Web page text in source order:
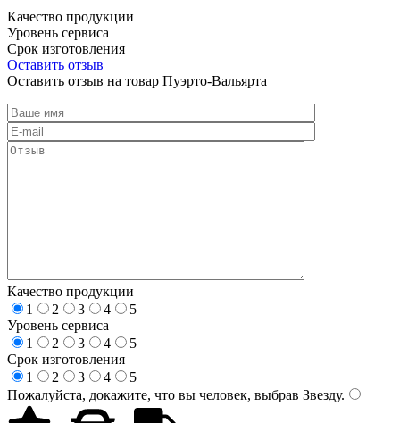
Качество продукции
Уровень сервиса
Срок изготовления
Оставить отзыв
Оставить отзыв на товар Пуэрто-Вальярта
Качество продукции
1
2 3 4
5
Уровень сервиса
1
2 3 4
5
Срок изготовления
1
2 3 4
5
Пожалуйста, докажите, что вы человек, выбрав Звезду.